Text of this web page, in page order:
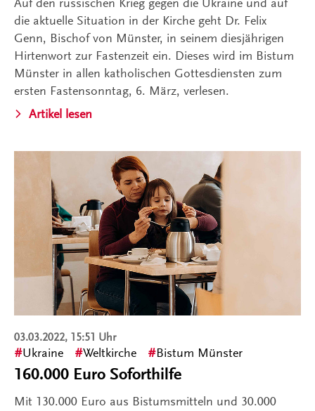
Auf den russischen Krieg gegen die Ukraine und auf
die aktuelle Situation in der Kirche geht Dr. Felix
Genn, Bischof von Münster, in seinem diesjährigen
Hirtenwort zur Fastenzeit ein. Dieses wird im Bistum
Münster in allen katholischen Gottesdiensten zum
ersten Fastensonntag, 6. März, verlesen.
Artikel lesen
03.03.2022, 15:51 Uhr
Ukraine Weltkirche Bistum Münster
160.000 Euro Soforthilfe
Mit 130.000 Euro aus Bistumsmitteln und 30.000